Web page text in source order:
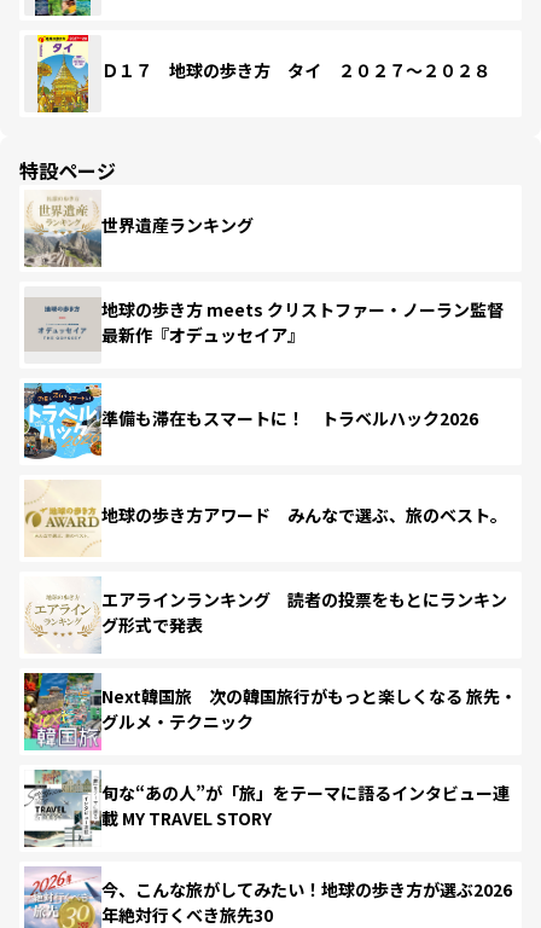
Ｄ１７ 地球の歩き方 タイ ２０２７～２０２８
特設ページ
世界遺産ランキング
地球の歩き方 meets クリストファー・ノーラン監督
最新作『オデュッセイア』
準備も滞在もスマートに！ トラベルハック2026
地球の歩き方アワード みんなで選ぶ、旅のベスト。
エアラインランキング 読者の投票をもとにランキン
グ形式で発表
Next韓国旅 次の韓国旅行がもっと楽しくなる 旅先・
グルメ・テクニック
旬な“あの人”が「旅」をテーマに語るインタビュー連
載 MY TRAVEL STORY
今、こんな旅がしてみたい！地球の歩き方が選ぶ2026
年絶対行くべき旅先30